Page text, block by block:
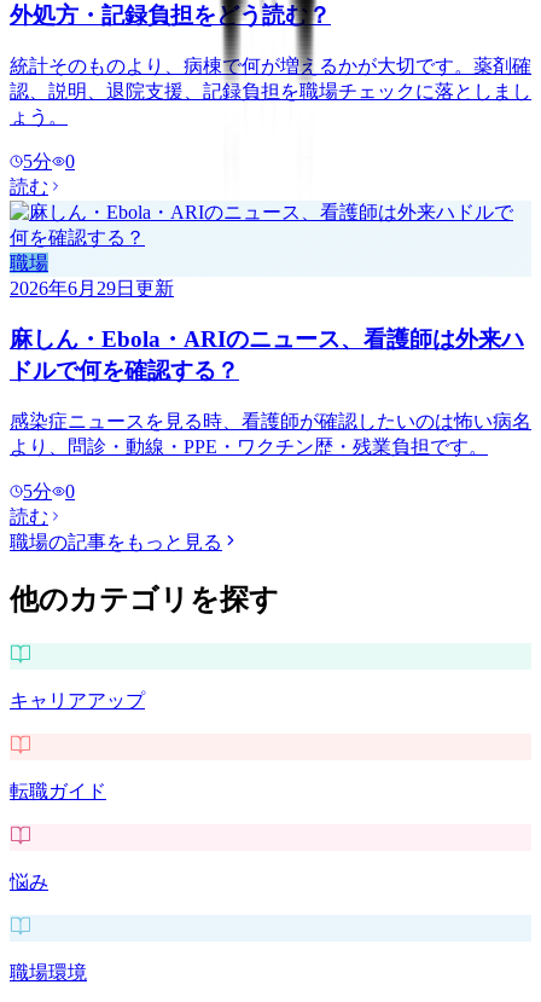
外処方・記録負担をどう読む？
統計そのものより、病棟で何が増えるかが大切です。薬剤確
認、説明、退院支援、記録負担を職場チェックに落としまし
ょう。
5分
0
読む
職場
2026年6月29日 更新
麻しん・Ebola・ARIのニュース、看護師は外来ハ
ドルで何を確認する？
感染症ニュースを見る時、看護師が確認したいのは怖い病名
より、問診・動線・PPE・ワクチン歴・残業負担です。
5分
0
読む
職場の記事をもっと見る
他のカテゴリを探す
キャリアアップ
転職ガイド
悩み
職場環境